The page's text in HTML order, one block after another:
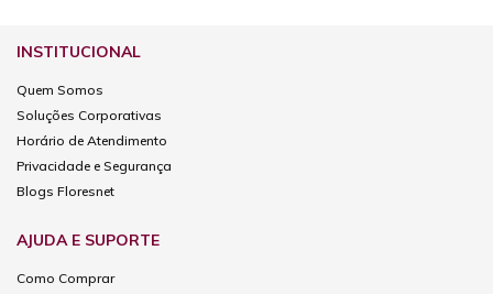
INSTITUCIONAL
Quem Somos
Soluções Corporativas
Horário de Atendimento
Privacidade e Segurança
Blogs Floresnet
AJUDA E SUPORTE
Como Comprar